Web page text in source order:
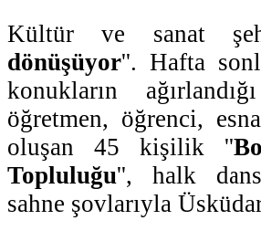
Kültür ve sanat
dönüşüyor''. Hafta
konukların
öğretmen, öğrenci,
oluşan 45 kişilik ''
Topluluğu'', halk
sahne şovlarıyla